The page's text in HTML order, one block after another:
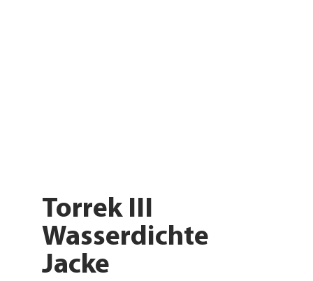
Torrek III
Wasserdichte
Jacke